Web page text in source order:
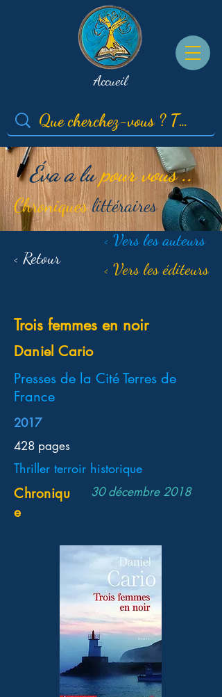
Accueil
Éva a lupour vous ..
Chroniqueslittéraires
< Retour
< Vers les auteurs
< Vers les éditeurs
Trois femmes en noir
Daniel Cario
Presses de la Cité Terres de
France
2017
428 pages
Thriller terroir historique
Chroniqu
e
30 décembre 2018